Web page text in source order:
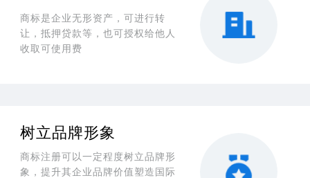
商标是企业无形资产， 可进行转
让，抵押贷款等，也可授权给他人
收取可使用费
树立品牌形象
商标注册可以一定程度树立品牌形
象，提升其企业品牌价值塑造国际